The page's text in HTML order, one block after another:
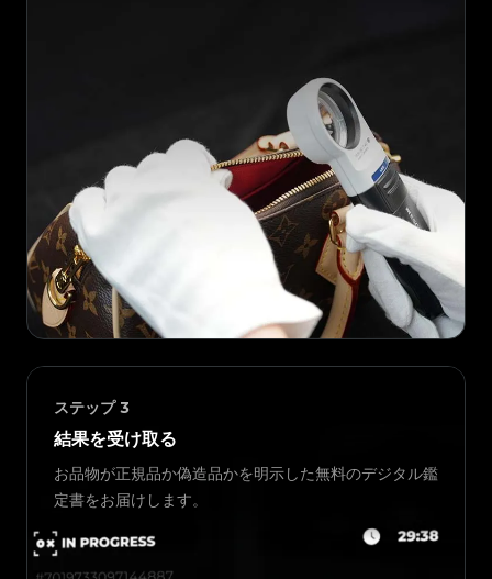
ステップ 3
結果を受け取る
お品物が正規品か偽造品かを明示した無料のデジタル鑑
定書をお届けします。